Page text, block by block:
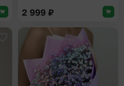
2 999 ₽
Добавить в избранное